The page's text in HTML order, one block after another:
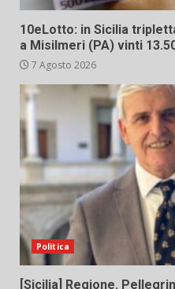
10eLotto: in Sicilia
a Misilmeri (PA) vinti
7 Agosto 2026
Politica
[Sicilia] Regione.